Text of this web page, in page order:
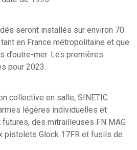
seront installés sur environ 70
en France métropolitaine et que
mer. Les premières
pour 2023.
collective en salle, SINETIC
légères individuelles et
des mitrailleuses FN MAG
pistolets Glock 17FR et fusils de